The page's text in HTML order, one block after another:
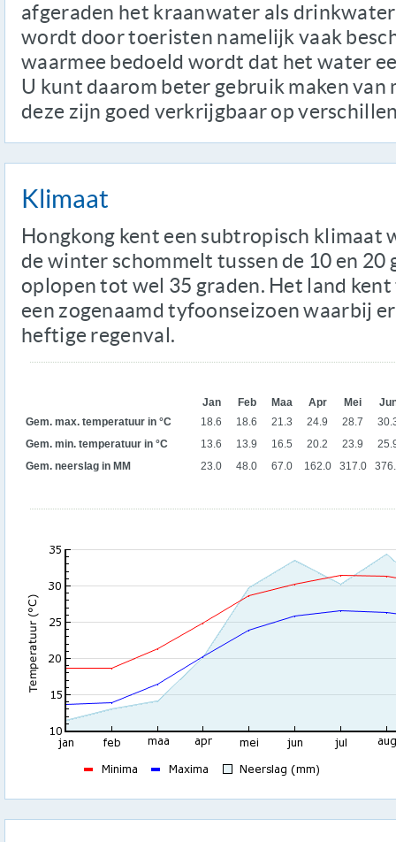
afgeraden het kraanwater als
wordt door toeristen namelijk vaak
waarmee bedoeld wordt dat het water
U kunt daarom beter gebruik maken
deze zijn goed verkrijgbaar op
Klimaat
Hongkong kent een subtropisch klimaat
de winter schommelt tussen de 10 en 20
oplopen tot wel 35 graden. Het land
een zogenaamd tyfoonseizoen waarbij
heftige regenval.
Jan Feb Maa Apr Mei
Gem. max. temperatuur in °C
18.6 18.6 21.3 24.9 28.7
Gem. min. temperatuur in °C
13.6 13.9 16.5 20.2 23.9
Gem. neerslag in MM
23.0 48.0 67.0 162.0 317.0